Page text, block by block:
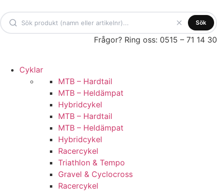
till
innehåll
Sök
Frågor? Ring oss: 0515 – 71 14 30
Cyklar
MTB – Hardtail
MTB – Heldämpat
Hybridcykel
MTB – Hardtail
MTB – Heldämpat
Hybridcykel
Racercykel
Triathlon & Tempo
Gravel & Cyclocross
Racercykel